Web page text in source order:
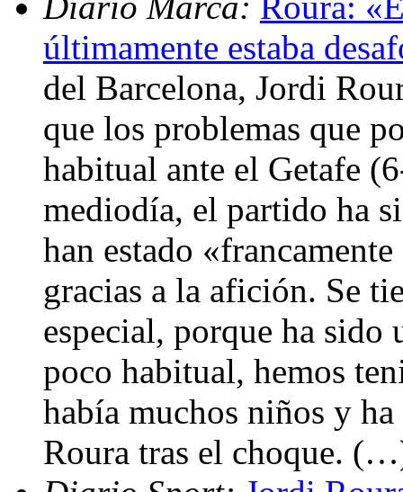
últimamente estaba
del Barcelona, Jordi
que los problemas que
habitual ante el Getafe
mediodía, el partido ha
han estado
gracias a la afición. Se
especial, porque ha sido
poco habitual, hemos
había muchos niños y
Roura tras el choque.